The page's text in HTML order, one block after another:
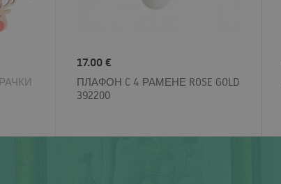
17.00 €
ПЛАФОН C 4 РАМЕНЕ ROSE GOLD
392200